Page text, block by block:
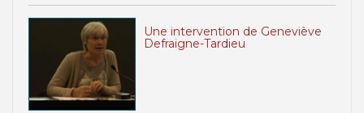
Une intervention de Geneviève
Defraigne-Tardieu